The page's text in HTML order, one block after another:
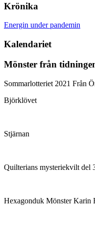
Krönika
Energin under pandemin
Kalendariet
Mönster från
Sommarlotteriet 2021 Från
Björklövet
Stjärnan
Quilterians mysteriekvilt del
Hexagonduk Mönster Karin